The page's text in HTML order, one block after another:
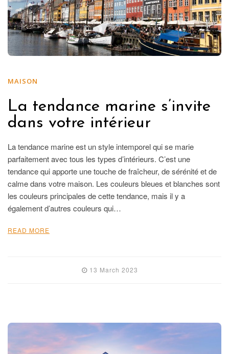
MAISON
La tendance marine s’invite
dans votre intérieur
La tendance marine est un style intemporel qui se marie
parfaitement avec tous les types d’intérieurs. C’est une
tendance qui apporte une touche de fraîcheur, de sérénité et de
calme dans votre maison. Les couleurs bleues et blanches sont
les couleurs principales de cette tendance, mais il y a
également d’autres couleurs qui…
READ MORE
13 March 2023